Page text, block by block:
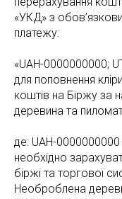
«УКД» з
платежу:
«UAH-0000000000;
для поповнення
коштів на Біржу за
деревина та
де: UAH-0000000000
необхідно
біржі та торгової
Необроблена